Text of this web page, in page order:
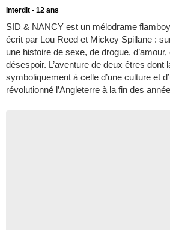
Interdit - 12 ans
SID & NANCY est un mélodrame
écrit par Lou Reed et Mickey Spillane :
une histoire de sexe, de drogue,
désespoir. L’aventure de deux êtres dont
symboliquement à celle d’une culture et
révolutionné l’Angleterre à la fin des